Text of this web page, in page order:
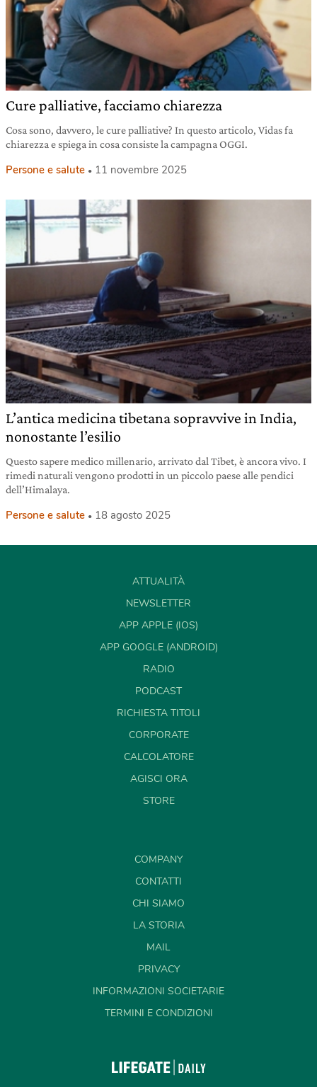
Cure palliative, facciamo chiarezza
Cosa sono, davvero, le cure palliative? In questo articolo, Vidas fa
chiarezza e spiega in cosa consiste la campagna OGGI.
Persone e salute 11 novembre 2025
L’antica medicina tibetana sopravvive in India,
nonostante l’esilio
Questo sapere medico millenario, arrivato dal Tibet, è ancora vivo. I
rimedi naturali vengono prodotti in un piccolo paese alle pendici
dell’Himalaya.
Persone e salute 18 agosto 2025
ATTUALITÀ
NEWSLETTER
APP APPLE (IOS)
APP GOOGLE (ANDROID)
RADIO
PODCAST
RICHIESTA TITOLI
CORPORATE
CALCOLATORE
AGISCI ORA
STORE
COMPANY
CONTATTI
CHI SIAMO
LA STORIA
MAIL
PRIVACY
INFORMAZIONI SOCIETARIE
TERMINI E CONDIZIONI